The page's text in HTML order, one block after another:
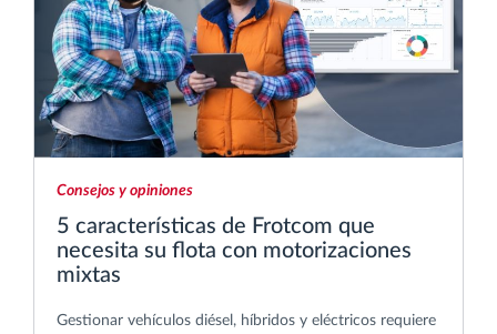
Consejos y opiniones
5 características de Frotcom que
necesita su flota con motorizaciones
mixtas
Gestionar vehículos diésel, híbridos y eléctricos requiere